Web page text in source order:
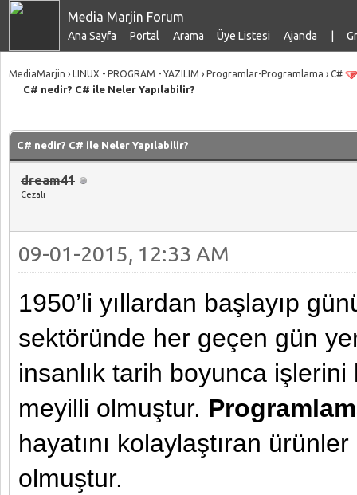
Media Marjin Forum
Ana Sayfa Portal Arama Üye Listesi Ajanda
MediaMarjin › LINUX - PROGRAM - YAZILIM › Programlar-Programlama › C#
C# nedir? C# ile Neler Yapılabilir?
C# nedir? C# ile Neler Yapılabilir?
dream41
Cezalı
09-01-2015, 12:33 AM
1950’li yıllardan başlayıp
sektöründe her geçen gün
insanlık tarih boyunca
meyilli olmuştur.
hayatını kolaylaştıran
olmuştur.